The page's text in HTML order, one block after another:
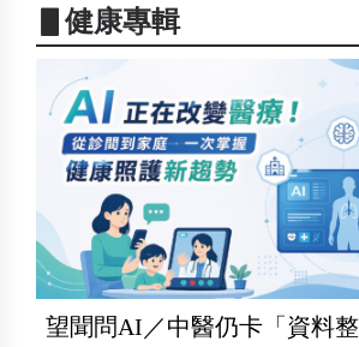
▋健康專輯
望聞問AI／中醫仍卡「資料